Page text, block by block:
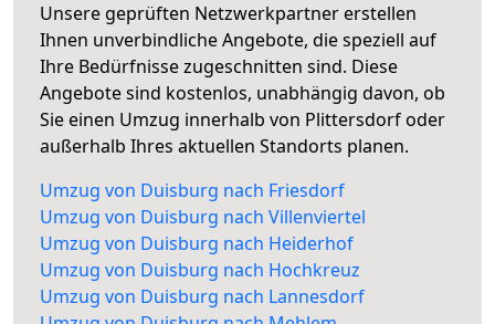
Unsere geprüften Netzwerkpartner erstellen
Ihnen unverbindliche Angebote, die speziell auf
Ihre Bedürfnisse zugeschnitten sind. Diese
Angebote sind kostenlos, unabhängig davon, ob
Sie einen Umzug innerhalb von Plittersdorf oder
außerhalb Ihres aktuellen Standorts planen.
Umzug von Duisburg nach Friesdorf
Umzug von Duisburg nach Villenviertel
Umzug von Duisburg nach Heiderhof
Umzug von Duisburg nach Hochkreuz
Umzug von Duisburg nach Lannesdorf